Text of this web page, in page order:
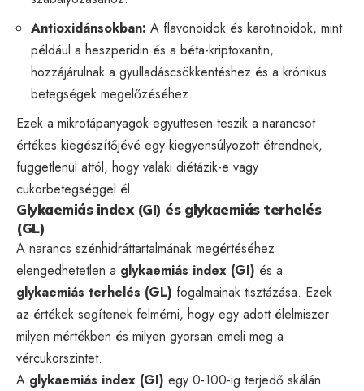
Antioxidánsokban: A flavonoidok és karotinoidok, mint
például a heszperidin és a béta-kriptoxantin,
hozzájárulnak a gyulladáscsökkentéshez és a krónikus
betegségek megelőzéséhez.
Ezek a mikrotápanyagok együttesen teszik a narancsot
értékes kiegészítőjévé egy kiegyensúlyozott étrendnek,
függetlenül attól, hogy valaki diétázik-e vagy
cukorbetegséggel él.
Glykaemiás index (GI) és glykaemiás terhelés
(GL)
A narancs szénhidráttartalmának megértéséhez
elengedhetetlen a glykaemiás index (GI) és a
glykaemiás terhelés (GL) fogalmainak tisztázása. Ezek
az értékek segítenek felmérni, hogy egy adott élelmiszer
milyen mértékben és milyen gyorsan emeli meg a
vércukorszintet.
A glykaemiás index (GI) egy 0-100-ig terjedő skálán